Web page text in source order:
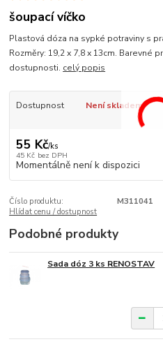
šoupací víčko
Plastová dóza na sypké potraviny s
Rozměry: 19,2 x 7,8 x 13cm. Barevné
dostupnosti. celý popis
Dostupnost Není skladem
55 Kč/ks
45 Kč bez DPH
Momentálně není k dispozici
Číslo produktu:
M311041
Hlídat cenu / dostupnost
Podobné produkty
Sada dóz 3 ks RENOSTAV